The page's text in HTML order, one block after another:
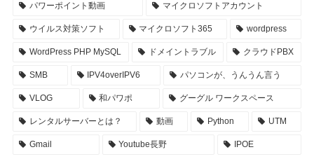
パワーポイント動画 マイクロソフトアカウント
ウイルス対策ソフト マイクロソフト365 wordpress
WordPress PHP MySQL ドメイントラブル クラウドPBX
SMB IPV4overIPV6 パソコンが、うんうん言う
VLOG 和パワポ グーグル ワークスペース
レンタルサーバーとは？ 動画 Python UTM
Gmail Youtube長野 IPOE